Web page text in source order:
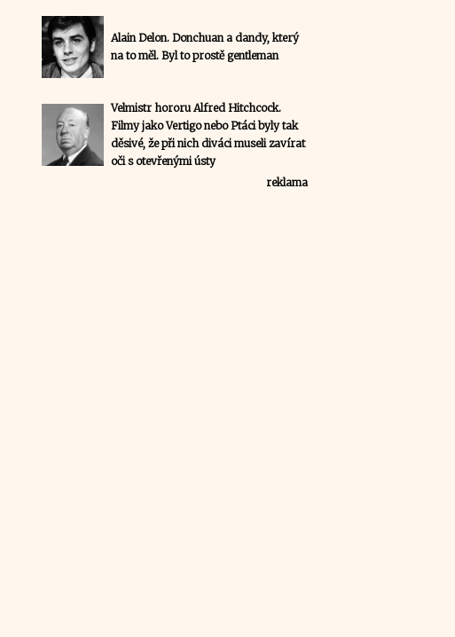
Alain Delon. Donchuan a dandy, který
na to měl. Byl to prostě gentleman
Velmistr hororu Alfred Hitchcock.
Filmy jako Vertigo nebo Ptáci byly tak
děsivé, že při nich diváci museli zavírat
oči s otevřenými ústy
reklama